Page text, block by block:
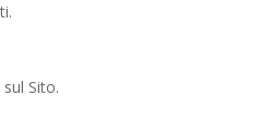
Sito.